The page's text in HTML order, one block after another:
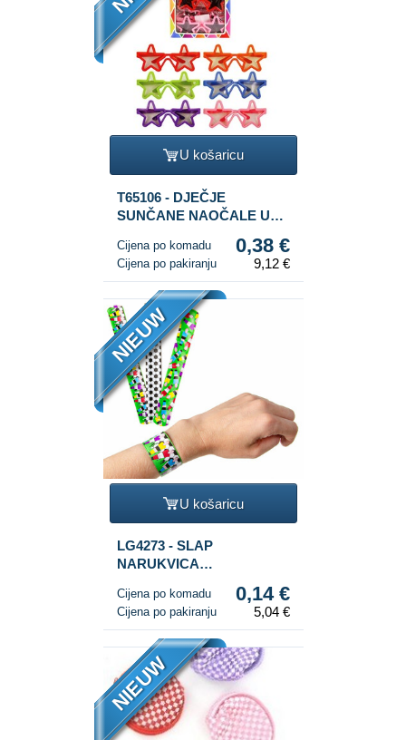
U košaricu
T65106 - DJEČJE
SUNČANE NAOČALE U
DISPLAYU (24 kom.)
Cijena po komadu 0,38 €
Cijena po pakiranju 9,12 €
NIEUW
U košaricu
LG4273 - SLAP
NARUKVICA
Cijena po komadu 0,14 €
Cijena po pakiranju 5,04 €
NIEUW